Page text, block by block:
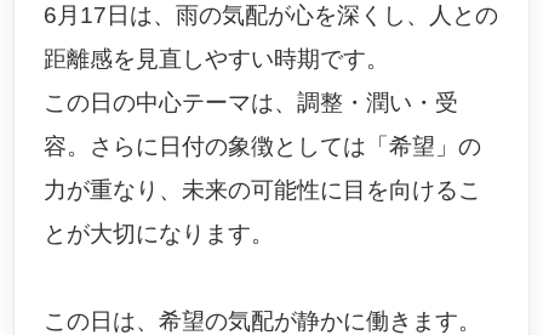
6月17日は、雨の気配が心を深くし、人との
距離感を見直しやすい時期です。
この日の中心テーマは、調整・潤い・受
容。さらに日付の象徴としては「希望」の
力が重なり、未来の可能性に目を向けるこ
とが大切になります。
この日は、希望の気配が静かに働きます。